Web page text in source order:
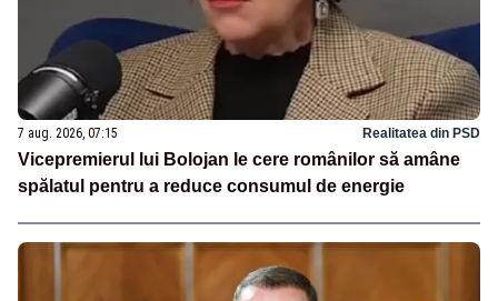
7 aug. 2026, 07:15 Realitatea din PSD
Vicepremierul lui Bolojan le cere românilor să amâne
spălatul pentru a reduce consumul de energie